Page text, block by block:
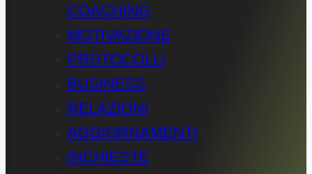
COACHING
MOTIVAZIONE
PROTOCOLLI
BUSINESS
RELAZIONI
AGGIORNAMENTI
INCHIESTE